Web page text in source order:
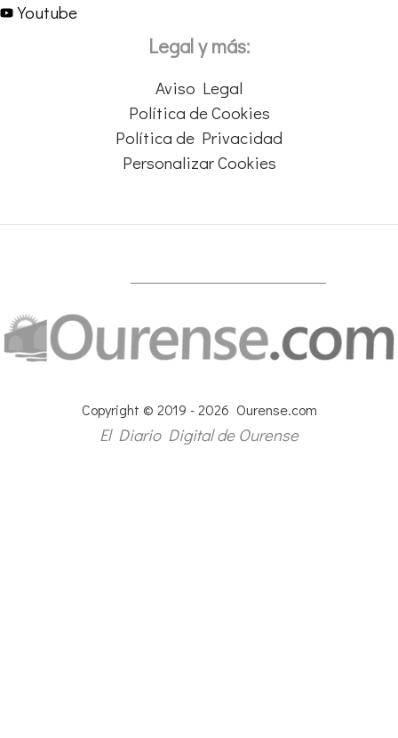
Youtube
Legal y más:
Aviso Legal
Política de Cookies
Política de Privacidad
Personalizar Cookies
Copyright © 2019 - 2026 Ourense.com
El Diario Digital de Ourense